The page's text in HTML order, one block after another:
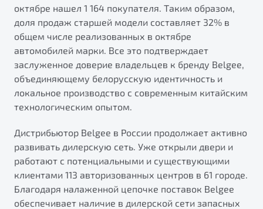
Элегантный и практичный седан
от 1 699 990 ₽*
Обзор В наличии
X70
Узнайте о специальных выгодах при покупке
Подробно
Автомобили в наличии
Автокредит
Спецпредложения
Будьте еще более уверены на дорогах с программой
"Помощь на дорогах"
Запись на сервис
Калькулятор ТО
октябре нашел 1 164 покупателя. Таким образом,
доля продаж старшей модели составляет 32% в
общем числе реализованных в октябре
автомобилей марки. Все это подтверждает
заслуженное доверие владельцев к бренду Belgee,
объединяющему белорусскую идентичность и
локальное производство с современным китайским
технологическим опытом.
Дистрибьютор Belgee в России продолжает активно
развивать дилерскую сеть. Уже открыли двери и
работают с потенциальными и существующими
клиентами 113 авторизованных центров в 61 городе.
Благодаря налаженной цепочке поставок Belgee
обеспечивает наличие в дилерской сети запасных